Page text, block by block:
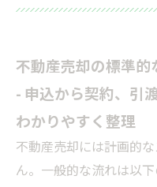
不動産売却の標準
- 申込から契約、引
わかりやすく整理
不動産売却には計画的
ん。一般的な流れは以下